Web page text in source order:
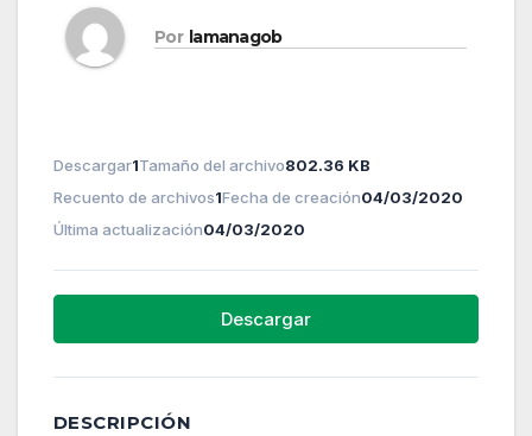
Por lamanagob
Descargar1Tamaño del archivo802.36 KB
Recuento de archivos1Fecha de creación04/03/2020
Última actualización04/03/2020
Descargar
DESCRIPCIÓN